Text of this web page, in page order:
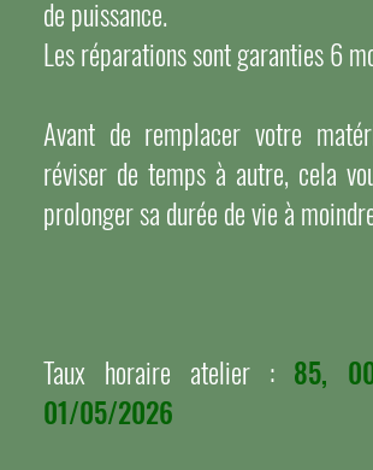
de puissance.
Les réparations sont garanties 6
Avant de remplacer votre
réviser de temps à autre, cela
prolonger sa durée de vie à
Taux horaire atelier : 85,
01/05/2026